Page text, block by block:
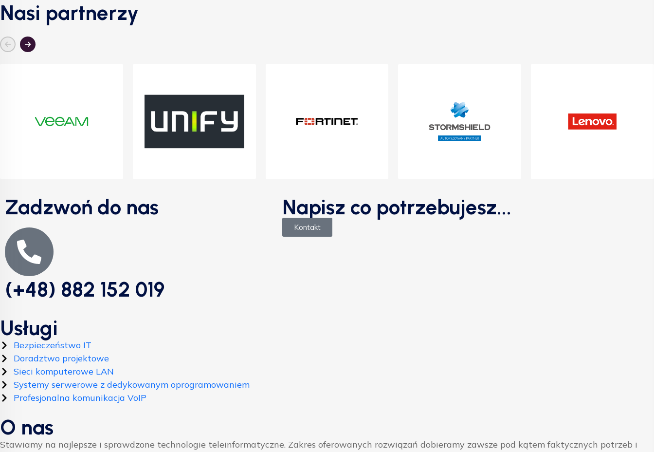
Nasi partnerzy
Zadzwoń do nas
(+48) 882 152 019
Napisz co potrzebujesz...
Kontakt
Usługi
Bezpieczeństwo IT
Doradztwo projektowe
Sieci komputerowe LAN
Systemy serwerowe z dedykowanym oprogramowaniem
Profesjonalna komunikacja VoIP
O nas
Stawiamy na najlepsze i sprawdzone technologie teleinformatyczne. Zakres oferowanych rozwiązań dobieramy zawsze pod kątem faktycznych potrzeb i